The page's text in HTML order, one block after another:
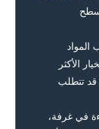
الأكثر
قد تتطلب
في غرفة،